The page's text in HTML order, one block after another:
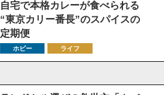
自宅で本格カレーが食べられる
“東京カリー番長”のスパイスの
定期便
ホビー ライフ